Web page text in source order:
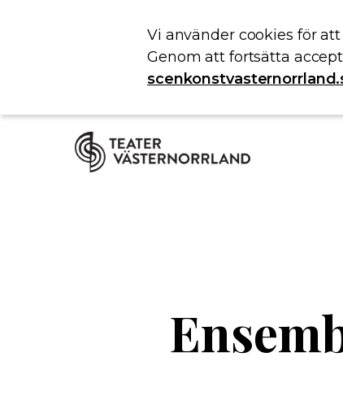
Vi använder cookies för
Genom att fortsätta